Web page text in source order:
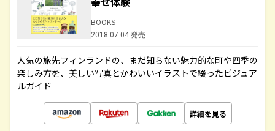
BOOKS
2018.07.04 発売
人気の旅先フィンランドの、まだ知らない魅力的な町や四季の
楽しみ方を、美しい写真とかわいいイラストで綴ったビジュア
ルガイド
詳細を見る